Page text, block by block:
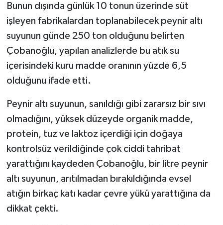
Bunun dışında günlük 10 tonun üzerinde süt
işleyen fabrikalardan toplanabilecek peynir altı
suyunun günde 250 ton olduğunu belirten
Çobanoğlu, yapılan analizlerde bu atık su
içerisindeki kuru madde oranının yüzde 6,5
olduğunu ifade etti.
Peynir altı suyunun, sanıldığı gibi zararsız bir sıvı
olmadığını, yüksek düzeyde organik madde,
protein, tuz ve laktoz içerdiği için doğaya
kontrolsüz verildiğinde çok ciddi tahribat
yarattığını kaydeden Çobanoğlu, bir litre peynir
altı suyunun, arıtılmadan bırakıldığında evsel
atığın birkaç katı kadar çevre yükü yarattığına da
dikkat çekti.